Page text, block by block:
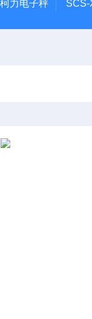
力电子秤 SCS-